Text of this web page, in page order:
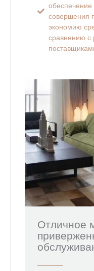
совершения
экономию
сравнению с
Отличное